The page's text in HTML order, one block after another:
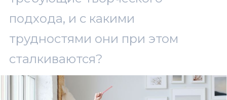
подхода, и с какими
трудностями они при этом
сталкиваются?